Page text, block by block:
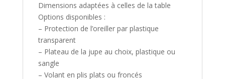
Dimensions adaptées à celles de la table
Options disponibles :
– Protection de l’oreiller par plastique
transparent
– Plateau de la jupe au choix, plastique ou
sangle
– Volant en plis plats ou froncés